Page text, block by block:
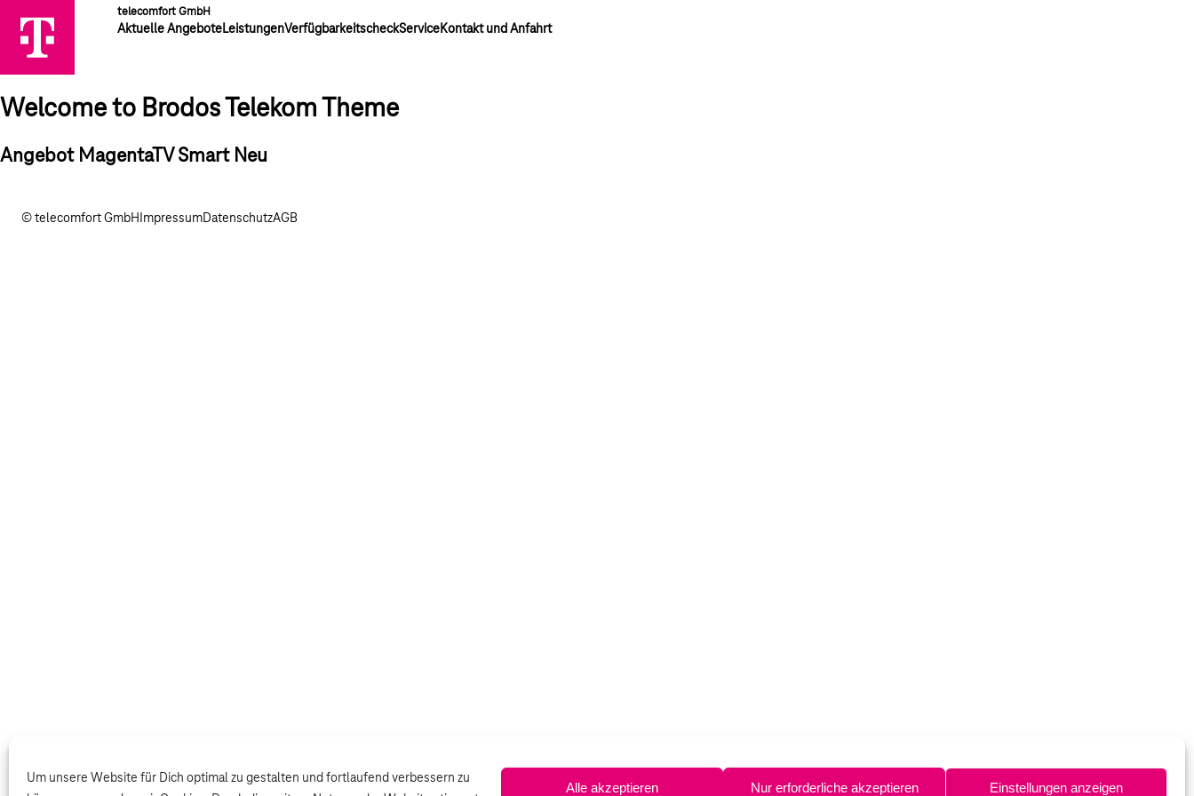
Um unsere Website für Dich optimal zu gestalten und fortlaufend verbessern zu
Alle akzeptieren Nur erforderliche akzeptieren Einstellungen anzeigen
telecomfort GmbH
Aktuelle AngeboteLeistungenVerfügbarkeitscheckServiceKontakt und Anfahrt
Welcome to Brodos Telekom Theme
Angebot MagentaTV Smart Neu
© telecomfort GmbH ImpressumDatenschutzAGB